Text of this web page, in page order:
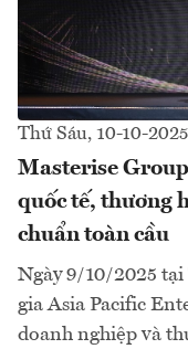
Thứ Sáu, 10-10-2025
Masterise
quốc tế, thương
chuẩn toàn cầu
Ngày 9/10/2025
gia Asia Pacific
doanh nghiệp và